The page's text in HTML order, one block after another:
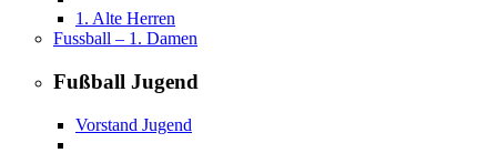
1. Alte Herren
Fussball – 1. Damen
Fußball Jugend
Vorstand Jugend